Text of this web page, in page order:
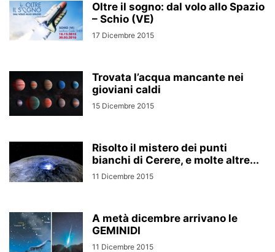
Oltre il sogno: dal volo allo Spazio
– Schio (VE)
17 Dicembre 2015
Trovata l’acqua mancante nei
gioviani caldi
15 Dicembre 2015
Risolto il mistero dei punti
bianchi di Cerere, e molte altre...
11 Dicembre 2015
A metà dicembre arrivano le
GEMINIDI
11 Dicembre 2015